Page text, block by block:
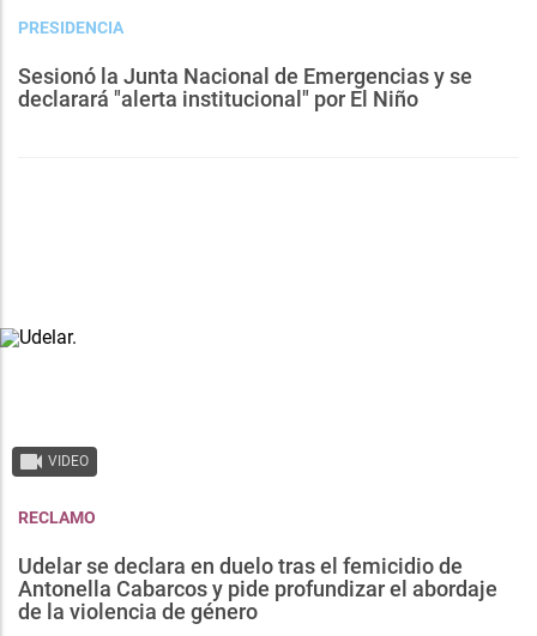
PRESIDENCIA
Sesionó la Junta Nacional de Emergencias y se
declarará "alerta institucional" por El Niño
VIDEO
RECLAMO
Udelar se declara en duelo tras el femicidio de
Antonella Cabarcos y pide profundizar el abordaje
de la violencia de género